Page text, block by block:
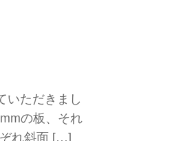
いただきまし
の板、それ
れ斜面 […]